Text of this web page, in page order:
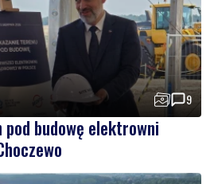
9
pod budowę elektrowni